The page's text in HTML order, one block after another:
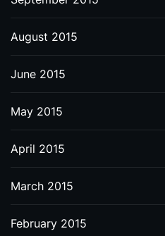
August 2015
June 2015
May 2015
April 2015
March 2015
February 2015